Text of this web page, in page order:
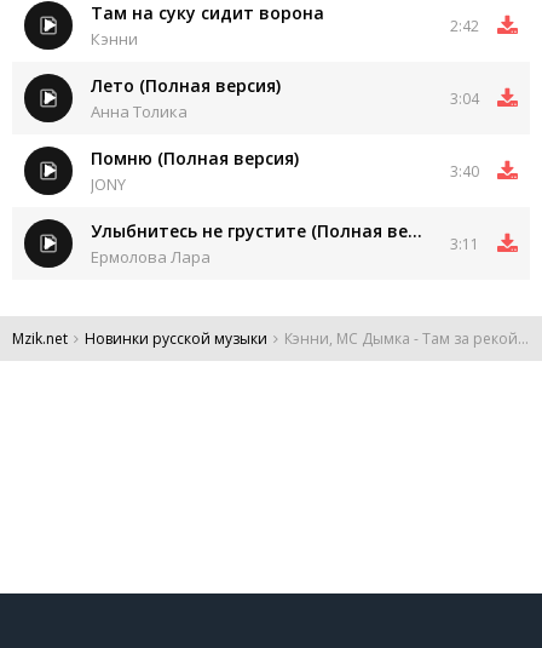
Там на суку сидит ворона
Кэнни
2:42
Лето (Полная версия)
Анна Толика
3:04
Помню (Полная версия)
JONY
3:40
Улыбнитесь не грустите (Полная версия)
Ермолова Лара
3:11
Mzik.net Новинки русской музыки Кэнни, МС Дымка - Там за рекой ебут русалку (Полная Версия)